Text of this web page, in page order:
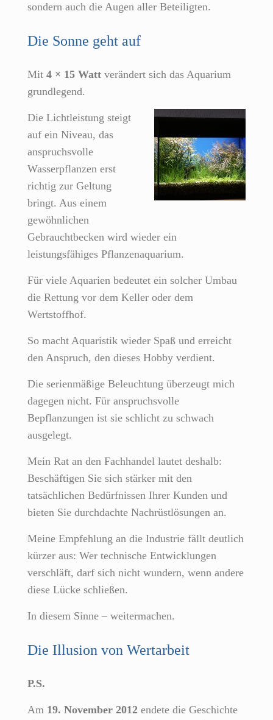
sondern auch die Augen aller Beteiligten.
Die Sonne geht auf
Mit 4 × 15 Watt verändert sich das Aquarium
grundlegend.
Die Lichtleistung steigt
auf ein Niveau, das
anspruchsvolle
Wasserpflanzen erst
richtig zur Geltung
bringt. Aus einem
gewöhnlichen
Gebrauchtbecken wird wieder ein
leistungsfähiges Pflanzenaquarium.
Für viele Aquarien bedeutet ein solcher Umbau
die Rettung vor dem Keller oder dem
Wertstoffhof.
So macht Aquaristik wieder Spaß und erreicht
den Anspruch, den dieses Hobby verdient.
Die serienmäßige Beleuchtung überzeugt mich
dagegen nicht. Für anspruchsvolle
Bepflanzungen ist sie schlicht zu schwach
ausgelegt.
Mein Rat an den Fachhandel lautet deshalb:
Beschäftigen Sie sich stärker mit den
tatsächlichen Bedürfnissen Ihrer Kunden und
bieten Sie durchdachte Nachrüstlösungen an.
Meine Empfehlung an die Industrie fällt deutlich
kürzer aus: Wer technische Entwicklungen
verschläft, darf sich nicht wundern, wenn andere
diese Lücke schließen.
In diesem Sinne – weitermachen.
Die Illusion von Wertarbeit
P.S.
Am 19. November 2012 endete die Geschichte